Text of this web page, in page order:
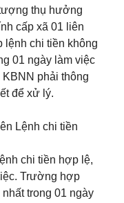
thụ hưởng
cấp xã 01 liên
chi tiền không
01 ngày làm việc
phải thông
để xử lý.
Lệnh chi tiền
chi tiền hợp lệ,
Trường hợp
trong 01 ngày